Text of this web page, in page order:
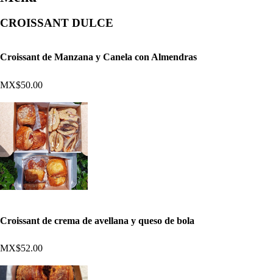
CROISSANT DULCE
Croissant de Manzana y Canela con Almendras
MX$50.00
Croissant de crema de avellana y queso de bola
MX$52.00